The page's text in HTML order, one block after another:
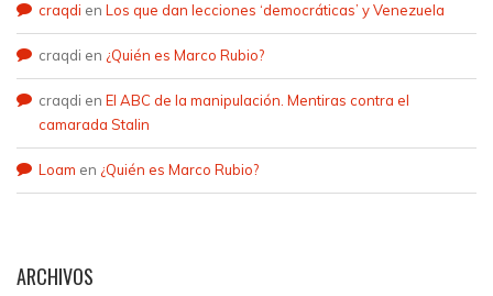
craqdi en Los que dan lecciones ‘democráticas’ y Venezuela
craqdi en ¿Quién es Marco Rubio?
craqdi en El ABC de la manipulación. Mentiras contra el
camarada Stalin
Loam en ¿Quién es Marco Rubio?
ARCHIVOS